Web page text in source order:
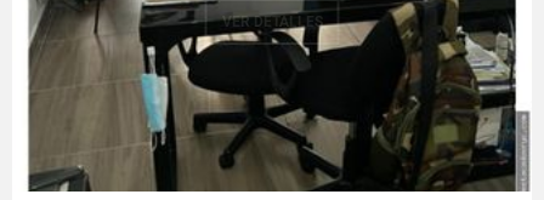
VER DETALLES